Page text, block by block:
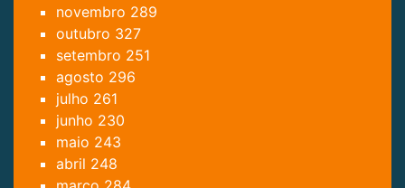
novembro 289
outubro 327
setembro 251
agosto 296
julho 261
junho 230
maio 243
abril 248